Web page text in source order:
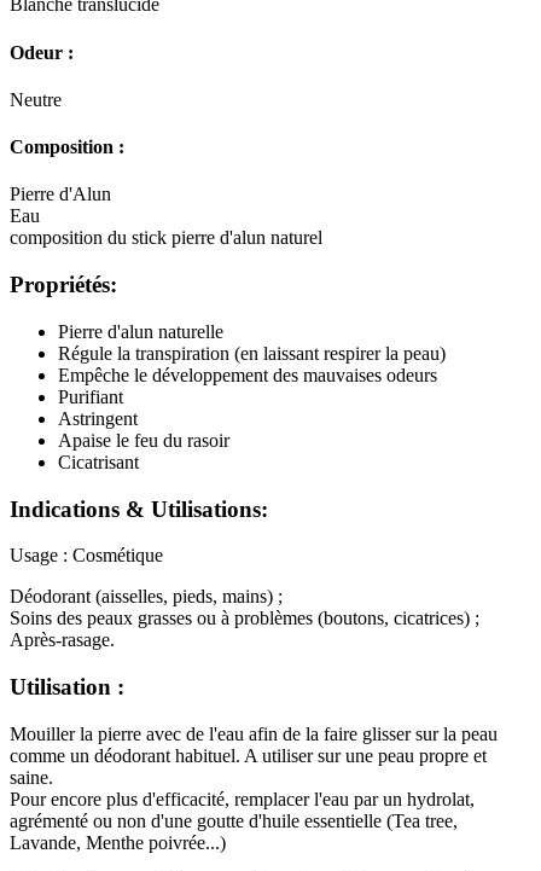
Blanche translucide
Odeur :
Neutre
Composition :
Pierre d'Alun
Eau
composition du stick pierre d'alun naturel
Propriétés:
Pierre d'alun naturelle
Régule la transpiration (en laissant respirer la peau)
Empêche le développement des mauvaises odeurs
Purifiant
Astringent
Apaise le feu du rasoir
Cicatrisant
Indications & Utilisations:
Usage : Cosmétique
Déodorant (aisselles, pieds, mains) ;
Soins des peaux grasses ou à problèmes (boutons, cicatrices) ;
Après-rasage.
Utilisation :
Mouiller la pierre avec de l'eau afin de la faire glisser sur la peau
comme un déodorant habituel. A utiliser sur une peau propre et
saine.
Pour encore plus d'efficacité, remplacer l'eau par un hydrolat,
agrémenté ou non d'une goutte d'huile essentielle (Tea tree,
Lavande, Menthe poivrée...)